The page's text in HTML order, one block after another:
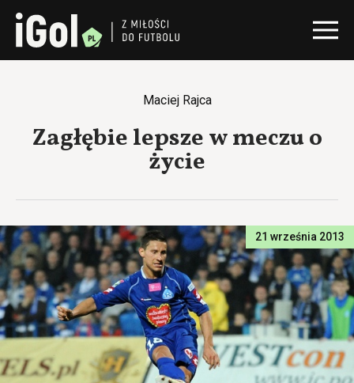
Maciej Rajca
Zagłębie lepsze w meczu o
życie
21 września 2013